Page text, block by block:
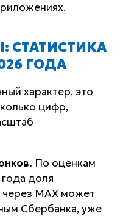
СТАТИСТИКА
ГОДА
характер, это
цифр,
По оценкам
доля
MAX может
Сбербанка, уже